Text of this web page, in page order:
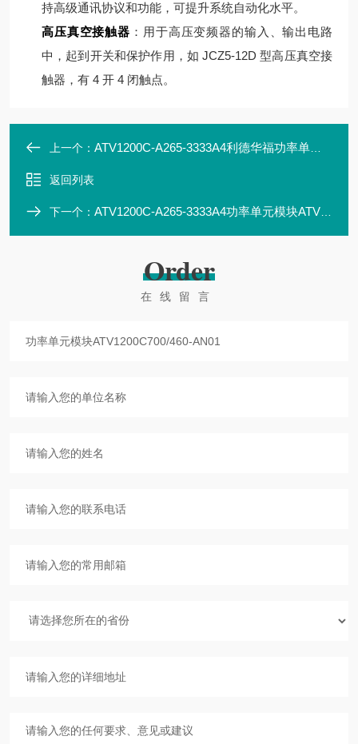
持高级通讯协议和功能，可提升系统自动化水平。
高压真空接触器 ：用于高压变频器的输入、输出电路
中，起到开关和保护作用，如 JCZ5-12D 型高压真空接
触器，有 4 开 4 闭触点。
上一个： ATV1200C-A265-3333A4利德华福功率单元模块HARS700/470-AP10
返回列表
下一个： ATV1200C-A265-3333A4功率单元模块ATV1200C700/460-AP1
Order
在线留言